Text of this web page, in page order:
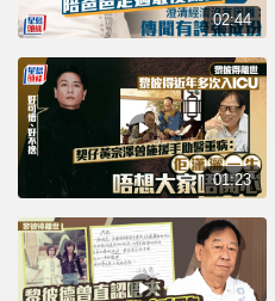
02:44
01:23